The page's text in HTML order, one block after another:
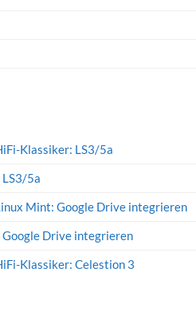
Klassiker: LS3/5a
5a
Mint: Google Drive integrieren
Drive integrieren
Klassiker: Celestion 3